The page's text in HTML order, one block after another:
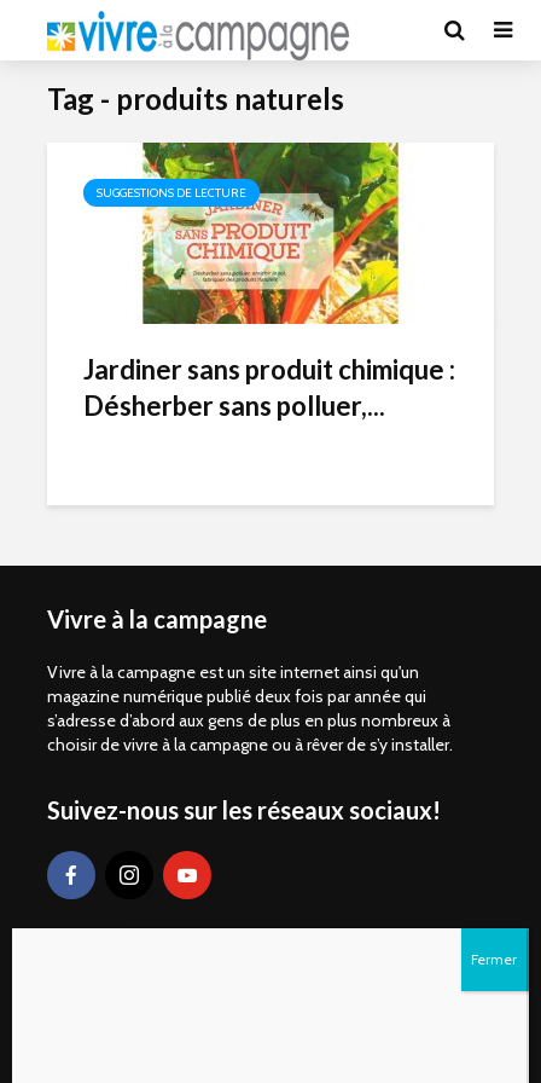
Tag - produits naturels
SUGGESTIONS DE LECTURE
Jardiner sans produit chimique :
Désherber sans polluer,...
Vivre à la campagne
Vivre à la campagne est un site internet ainsi qu'un
magazine numérique publié deux fois par année qui
s’adresse d’abord aux gens de plus en plus nombreux à
choisir de vivre à la campagne ou à rêver de s’y installer.
Suivez-nous sur les réseaux sociaux!